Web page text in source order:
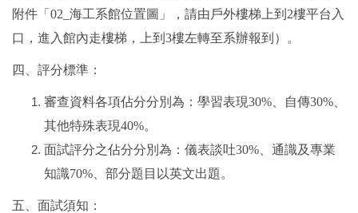
高中生專區網頁
離岸風電海事工程碩士班網頁
海事工程學程網頁
系友交流
臉書專區
附件「02 海工系館位置圖」，請由戶外樓梯上到2樓平台入
口，進入館內走樓梯，上到3樓左轉至系辦報到）。
四、評分標準：
審查資料各項佔分分別為：學習表現30%、自傳30%、
其他特殊表現40%。
面試評分之佔分分別為：儀表談吐30%、通識及專業
知識70%、部分題目以英文出題。
五、面試須知：